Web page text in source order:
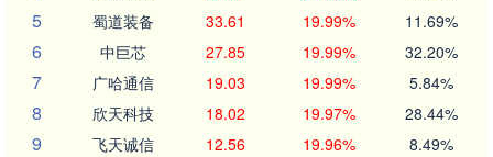
5 蜀道装备 33.61 19.99% 11.69%
6 中巨芯 27.85 19.99% 32.20%
7 广哈通信 19.03 19.99% 5.84%
8 欣天科技 18.02 19.97% 28.44%
9 飞天诚信 12.56 19.96% 8.49%